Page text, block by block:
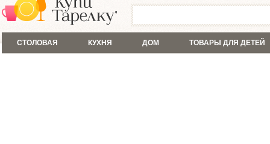
СТОЛОВАЯ КУХНЯ ДОМ ТОВАРЫ ДЛЯ ДЕТЕЙ